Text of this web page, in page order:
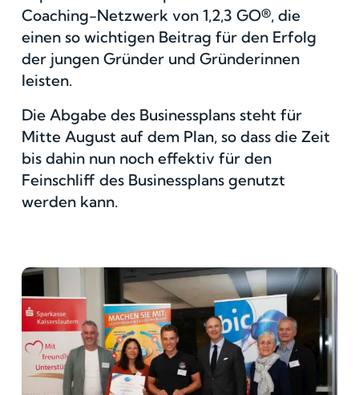
Coaching-Netzwerk von 1,2,3 GO®, die
einen so wichtigen Beitrag für den Erfolg
der jungen Gründer und Gründerinnen
leisten.
Die Abgabe des Businessplans steht für
Mitte August auf dem Plan, so dass die Zeit
bis dahin nun noch effektiv für den
Feinschliff des Businessplans genutzt
werden kann.